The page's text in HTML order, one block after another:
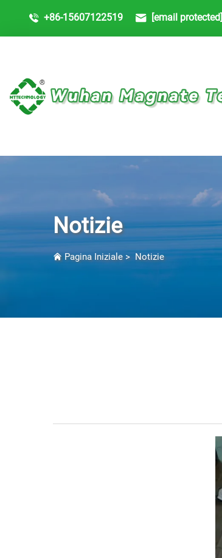
+86-15607122519 [email protected]
Notizie
Pagina Iniziale > Notizie